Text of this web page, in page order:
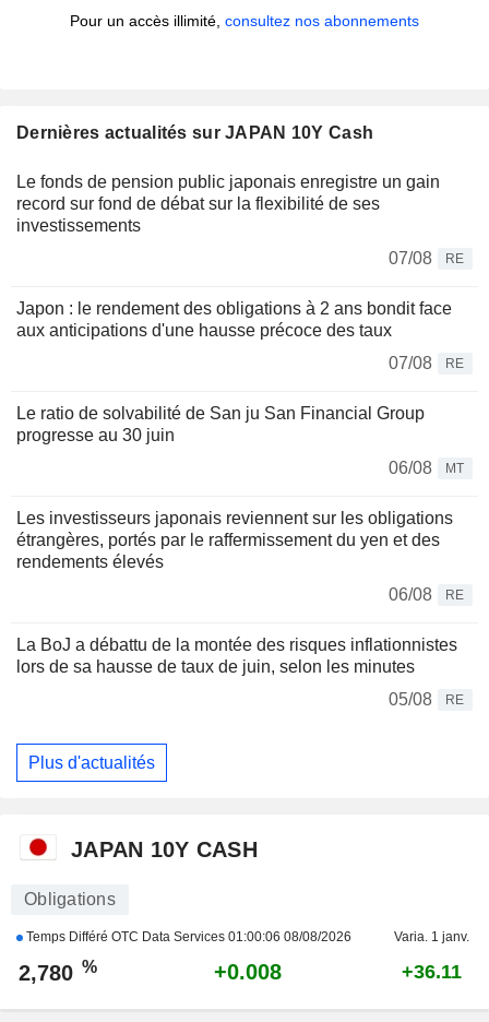
Pour un accès illimité, consultez nos abonnements
Dernières actualités sur JAPAN 10Y Cash
Le fonds de pension public japonais enregistre un gain
record sur fond de débat sur la flexibilité de ses
investissements
07/08
RE
Japon : le rendement des obligations à 2 ans bondit face
aux anticipations d'une hausse précoce des taux
07/08
RE
Le ratio de solvabilité de San ju San Financial Group
progresse au 30 juin
06/08
MT
Les investisseurs japonais reviennent sur les obligations
étrangères, portés par le raffermissement du yen et des
rendements élevés
06/08
RE
La BoJ a débattu de la montée des risques inflationnistes
lors de sa hausse de taux de juin, selon les minutes
05/08
RE
Plus d'actualités
JAPAN 10Y CASH
Obligations
Temps Différé OTC Data Services 01:00:06 08/08/2026 Varia. 1 janv.
2,780 % +0.008 +36.11